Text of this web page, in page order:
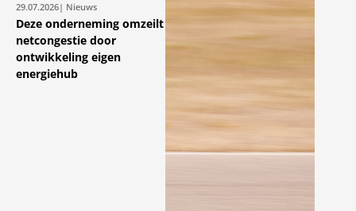
29.07.2026| Nieuws
Deze onderneming omzeilt
netcongestie door
ontwikkeling eigen
energiehub